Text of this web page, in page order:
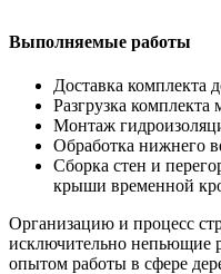
Выполняемые работы
Доставка комплекта
Разгрузка комплекта
Монтаж
Обработка нижнего
Сборка стен и
крыши временной
Организацию и процесс
исключительно непьющие
опытом работы в сфере